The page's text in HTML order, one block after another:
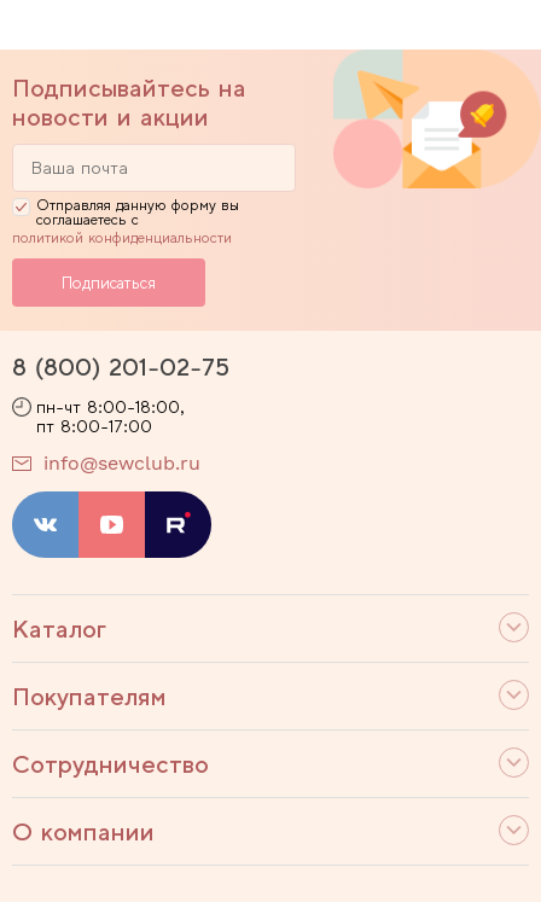
Подписывайтесь на
новости и акции
Отправляя данную форму вы
соглашаетесь с
политикой конфиденциальности
Каталог
Покупателям
Сотрудничество
О компании
8 (800) 201-02-75
пн-чт 8:00-18:00,
пт 8:00-17:00
info@sewclub.ru